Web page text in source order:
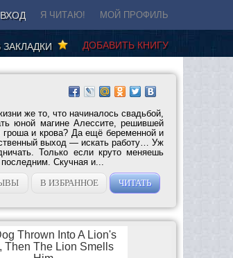
ВХОД Я ЧИТАЮ! МОЙ ПРОФИЛЬ
ДОБАВИТЬ КНИГУ
ЗАКЛАДКИ
же то, что начиналось свадьбой,
юной магине Алессите, решившей
и крова? Да ещё беременной и
выход — искать работу… Уж
Только если круто меняешь
Скучная и...
В ИЗБРАННОЕ ЧИТАТЬ